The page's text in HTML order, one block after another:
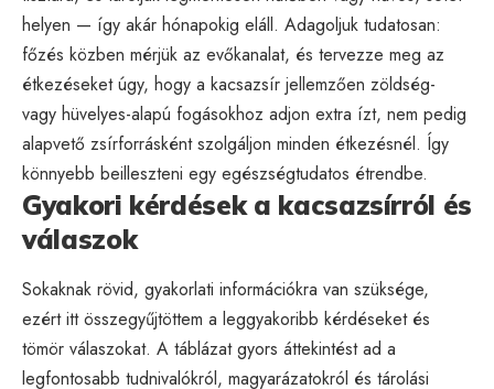
helyen — így akár hónapokig eláll. Adagoljuk tudatosan:
főzés közben mérjük az evőkanalat, és tervezze meg az
étkezéseket úgy, hogy a kacsazsír jellemzően zöldség-
vagy hüvelyes-alapú fogásokhoz adjon extra ízt, nem pedig
alapvető zsírforrásként szolgáljon minden étkezésnél. Így
könnyebb beilleszteni egy egészségtudatos étrendbe.
Gyakori kérdések a kacsazsírról és
válaszok
Sokaknak rövid, gyakorlati információkra van szüksége,
ezért itt összegyűjtöttem a leggyakoribb kérdéseket és
tömör válaszokat. A táblázat gyors áttekintést ad a
legfontosabb tudnivalókról, magyarázatokról és tárolási